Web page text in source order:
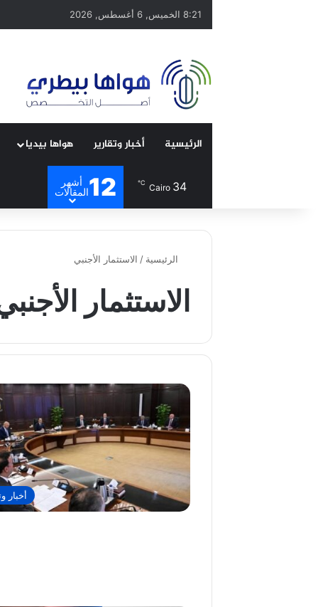
8:21 الخميس, 6 أغسطس, 2026
الرئيسية أخبار وتقارير هواها بيديا
Cairo 34
℃
12
أشهر
المقالات
الرئيسية / الاستثمار الأجنبي
الاستثمار
أخبار